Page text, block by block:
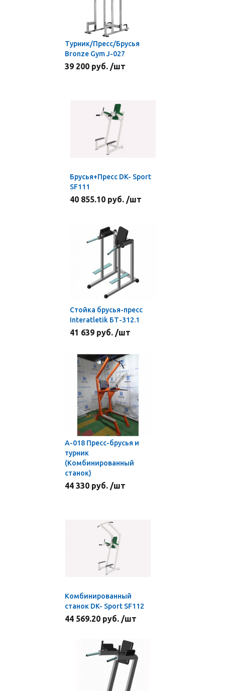
Турник/Пресс/Брусья
Bronze Gym J-027
39 200 руб. /шт
Брусья+Пресс DK- Sport
SF111
40 855.10 руб. /шт
Стойка брусья-пресс
Interatletik БТ-312.1
41 639 руб. /шт
А-018 Пресс-брусья и
турник
(Комбинированный
станок)
44 330 руб. /шт
Комбинированный
станок DK- Sport SF112
44 569.20 руб. /шт